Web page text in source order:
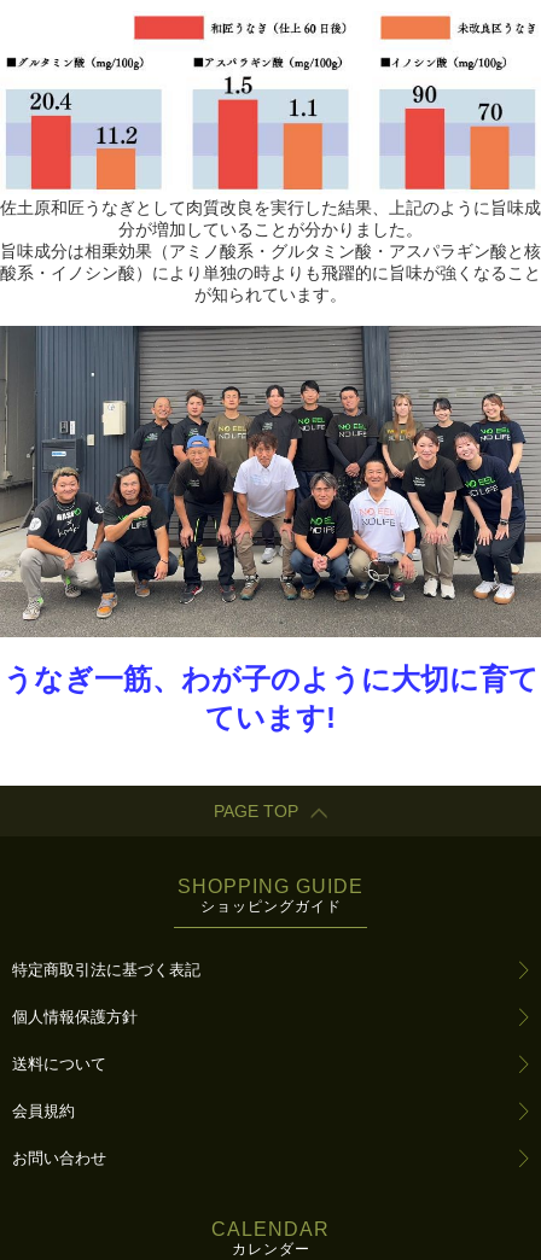
佐土原和匠うなぎとして肉質改良を実行した結果、上記のように旨味成
分が増加していることが分かりました。
旨味成分は相乗効果（アミノ酸系・グルタミン酸・アスパラギン酸と核
酸系・イノシン酸）により単独の時よりも飛躍的に旨味が強くなること
が知られています。
うなぎ一筋、わが子のように大切に育て
ています!
PAGE TOP
SHOPPING GUIDE
ショッピングガイド
特定商取引法に基づく表記
個人情報保護方針
送料について
会員規約
お問い合わせ
CALENDAR
カレンダー